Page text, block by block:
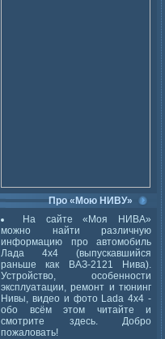
Про «Мою НИВУ»
На сайте «Моя НИВА»
можно найти различную
информацию про автомобиль
Лада 4x4 (выпускавшийся
раньше как ВАЗ-2121 Нива).
Устройство, особенности
эксплуатации, ремонт и тюнинг
Нивы, видео и фото Lada 4x4 -
обо всём этом читайте и
смотрите здесь. Добро
пожаловать!